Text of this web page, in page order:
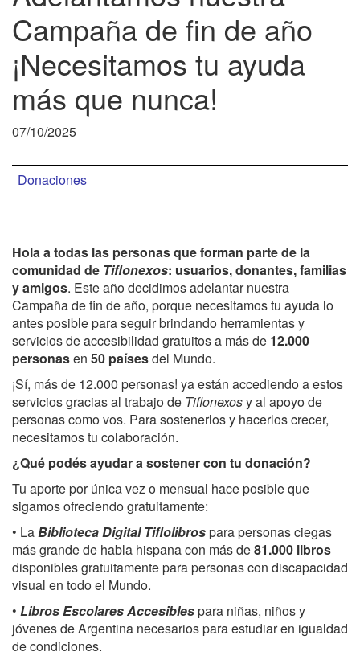
Campaña de fin de año
¡Necesitamos tu ayuda
más que nunca!
07/10/2025
Donaciones
Hola a todas las personas que forman parte de la
comunidad de Tiflonexos: usuarios, donantes, familias
y amigos. Este año decidimos adelantar nuestra
Campaña de fin de año, porque necesitamos tu ayuda lo
antes posible para seguir brindando herramientas y
servicios de accesibilidad gratuitos a más de 12.000
personasen 50 paísesdel Mundo.
¡Sí, más de 12.000 personas! ya están accediendo a estos
servicios gracias al trabajo de Tiflonexosy al apoyo de
personas como vos. Para sostenerlos y hacerlos crecer,
necesitamos tu colaboración.
¿Qué podés ayudar a sostener con tu donación?
Tu aporte por única vez o mensual hace posible que
sigamos ofreciendo gratuitamente:
• LaBiblioteca Digital Tiflolibrospara personas ciegas
más grande de habla hispana con más de81.000 libros
disponibles gratuitamente para personas con discapacidad
visual en todo el Mundo.
• Libros Escolares Accesiblespara niñas, niños y
jóvenes de Argentina necesarios para estudiar en igualdad
de condiciones.